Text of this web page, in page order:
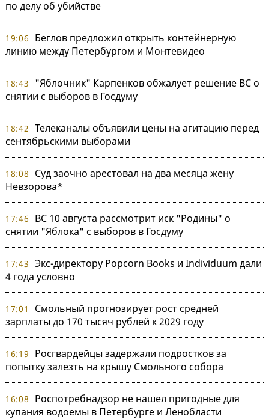
по делу об убийстве
19:06
Беглов предложил открыть контейнерную
линию между Петербургом и Монтевидео
18:43
"Яблочник" Карпенков обжалует решение ВС о
снятии с выборов в Госдуму
18:42 Телеканалы объявили цены на агитацию перед
сентябрьскими выборами
18:08
Суд заочно арестовал на два месяца жену
Невзорова*
17:46
ВС 10 августа рассмотрит иск "Родины" о
снятии "Яблока" с выборов в Госдуму
17:43 Экс-директору Popcorn Books и Individuum дали
4 года условно
17:01
Смольный прогнозирует рост средней
зарплаты до 170 тысяч рублей к 2029 году
16:19
Росгвардейцы задержали подростков за
попытку залезть на крышу Смольного собора
16:08
Роспотребнадзор не нашел пригодные для
купания водоемы в Петербурге и Ленобласти